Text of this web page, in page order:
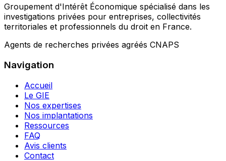
Groupement d'Intérêt Économique spécialisé dans les
investigations privées pour entreprises, collectivités
territoriales et professionnels du droit en France.
Agents de recherches privées agréés CNAPS
Navigation
Accueil
Le GIE
Nos expertises
Nos implantations
Ressources
FAQ
Avis clients
Contact